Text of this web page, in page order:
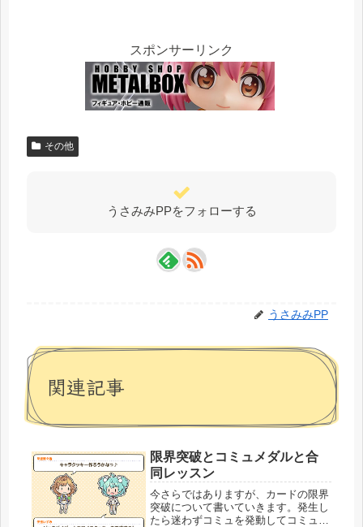
スポンサーリンク
その他
うさみみPPをフォローする
うさみみPP
関連記事
限界突破とコミュメダルと合
同レッスン
今さらではありますが、カードの限界
突破について書いていきます。発生し
たら迷わずコミュを発動してコミュメ